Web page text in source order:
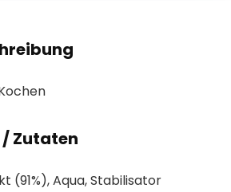
Zutaten
(91%), Aqua, Stabilisator